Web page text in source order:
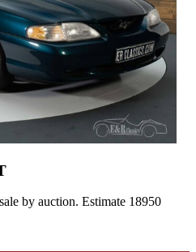
by auction. Estimate 18950